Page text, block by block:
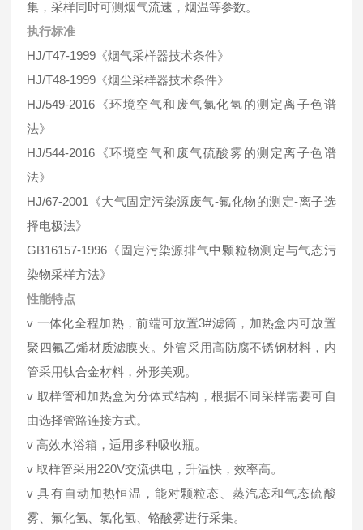
集，采样同时可测烟气流速，烟温等参数。
执行标准
HJ/T47-1999《烟气采样器技术条件》
HJ/T48-1999《烟尘采样器技术条件》
HJ/549-2016《环境空气和废气氯化氢的测定离子色谱
法》
HJ/544-2016《环境空气和废气硫酸雾的测定离子色谱
法》
HJ/67-2001《大气固定污染源废气-氟化物的测定-离子选
择电极法》
GB16157-1996《固定污染源排气中颗粒物测定与气态污
染物采样方法》
性能特点
v 一体化全程加热，前端可放置3#滤筒，加热盒内可放置
聚四氟乙烯材质滤膜夹。外管采用高防腐不锈钢材料，内
管采用钛合金材料，外形美观。
v 取样管和加热盒为分体式结构，根据不同采样需要可自
由选择管路连接方式。
v 高效水浴箱，适用多种吸收瓶。
v 取样管采用220V交流供电，升温快，效率高。
v 具有自动加热恒温，能对颗粒态、蒸汽态和气态硫酸
雾、氟化氢、氯化氢、铬酸雾进行采集。